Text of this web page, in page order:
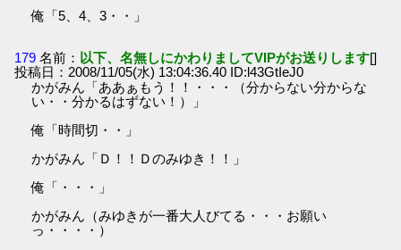
俺「5、4、3・・」
179 名前： 以下、名無しにかわりましてVIPがお送りします[]
投稿日：2008/11/05(水) 13:04:36.40 ID:l43GtIeJ0
かがみん「ああぁもう！！・・・（分からない分からな
い・・分かるはずない！）」
俺「時間切・・」
かがみん「Ｄ！！Ｄのみゆき！！」
俺「・・・」
かがみん（みゆきが一番大人びてる・・・お願い
っ・・・・）